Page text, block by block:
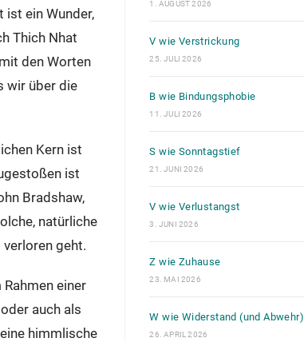
ein Wunder,
Thich Nhat
den Worten
wir über die
Kern ist
ist
Bradshaw,
natürliche
geht.
einer
auch als
himmlische
1. AUGUST 2026
V wie Verstrickung
25. JULI 2026
B wie Bindungsphobie
11. JULI 2026
S wie Sonntagstief
21. JUNI 2026
V wie Verlustangst
3. JUNI 2026
Z wie Zuhause
23. MAI 2026
W wie Widerstand (und Abwehr)
26. APRIL 2026